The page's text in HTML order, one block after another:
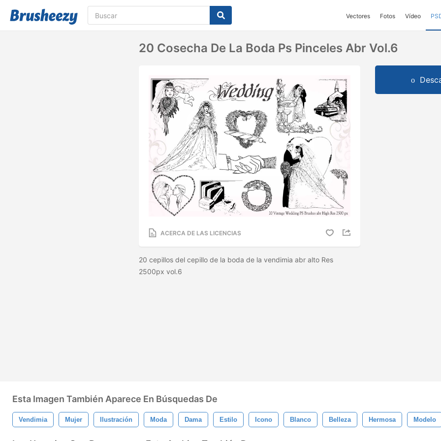
Vectores Fotos Vídeo
20 Cosecha De La Boda Ps Pinceles Abr Vol.6
ACERCA DE LAS LICENCIAS
20 cepillos del cepillo de la boda de la vendimia abr alto Res
2500px vol.6
Esta Imagen También Aparece En Búsquedas De
Vendimia Mujer Ilustración Moda Dama Estilo Icono Blanco Belleza Hermosa Modelo